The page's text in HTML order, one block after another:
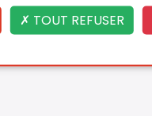
TOUT REFUSER